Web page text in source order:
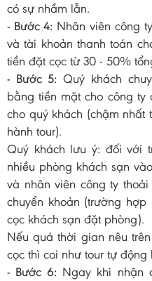
có sự nhầm lẫn.
- Bước 4: Nhân viên công
và tài khoản thanh toán
tiền đặt cọc từ 30 - 50%
- Bước 5: Quý khách
bằng tiền mặt cho công ty
cho quý khách (chậm
hành tour).
Quý khách lưu ý: đối với
nhiều phòng khách sạn
và nhân viên công ty
chuyển khoản (trường
cọc khách sạn đặt phòng).
Nếu quá thời gian nêu
cọc thì coi như tour tự động
- Bước 6: Ngay khi nhận